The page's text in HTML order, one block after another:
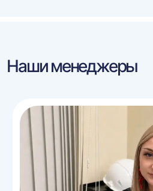
Наши менеджеры